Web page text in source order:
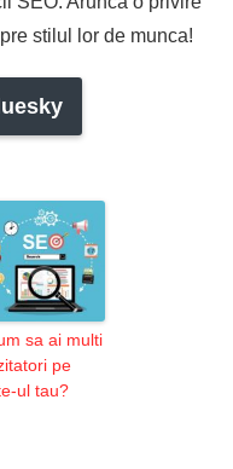
stilul lor de munca!
sa ai multi
pe
ul tau?